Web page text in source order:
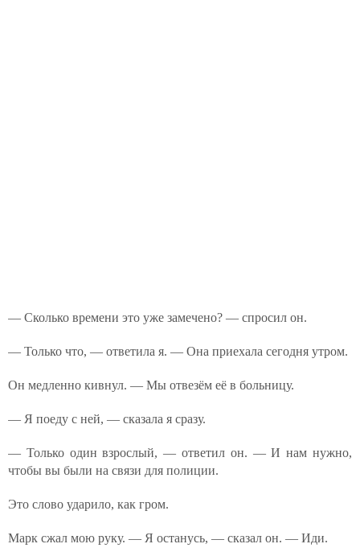
— Сколько времени это уже замечено? — спросил он.
— Только что, — ответила я. — Она приехала сегодня утром.
Он медленно кивнул. — Мы отвезём её в больницу.
— Я поеду с ней, — сказала я сразу.
— Только один взрослый, — ответил он. — И нам нужно,
чтобы вы были на связи для полиции.
Это слово ударило, как гром.
Марк сжал мою руку. — Я останусь, — сказал он. — Иди.